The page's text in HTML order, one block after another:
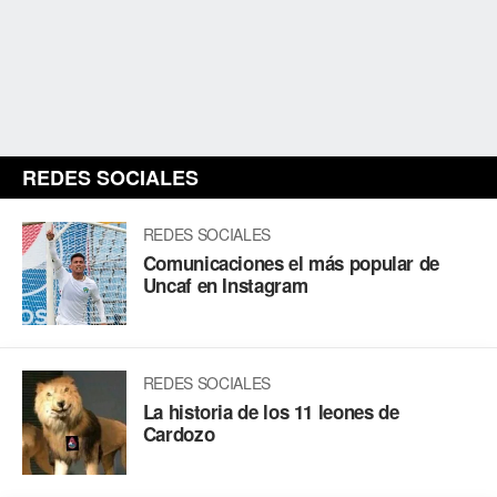
REDES SOCIALES
REDES SOCIALES
Comunicaciones el más popular de
Uncaf en Instagram
REDES SOCIALES
La historia de los 11 leones de
Cardozo